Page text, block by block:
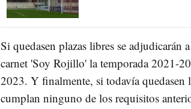
Si quedasen plazas libres se adjudicarán
carnet 'Soy Rojillo' la temporada 2021-
2023. Y finalmente, si todavía quedasen
cumplan ninguno de los requisitos